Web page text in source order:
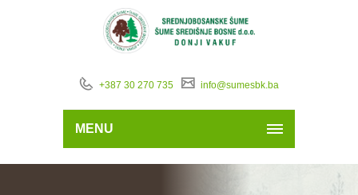
+387 30 270 735 info@sumesbk.ba
MENU